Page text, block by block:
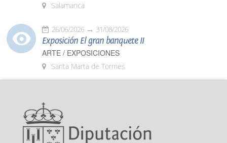
Salamanca
26/06/2026 31/08/2026
Exposición El gran banquete II
ARTE / EXPOSICIONES
Santa Marta de Tormes